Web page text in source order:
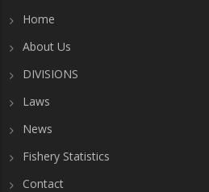
Home
About Us
DIVISIONS
Laws
News
Fishery Statistics
Contact